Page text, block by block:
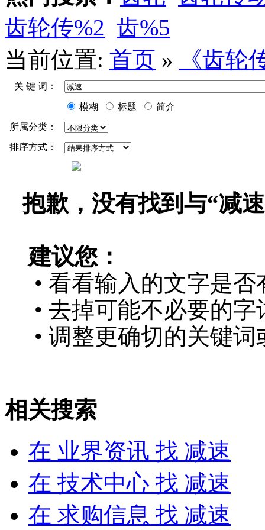
齿轮传%2 齿%5
当前位置: 首页 » 《齿轮
关 键 词：
模糊 标题
简介
所属分类：
排序方式：
抱歉，没有找到与“减速
建议您：
• 看看输入的文字是否
• 去掉可能不必要的字
• 调整更确切的关键
相关搜索
在 业界资讯 找 减速
在 技术中心 找 减速
在 求购信息 找 减速